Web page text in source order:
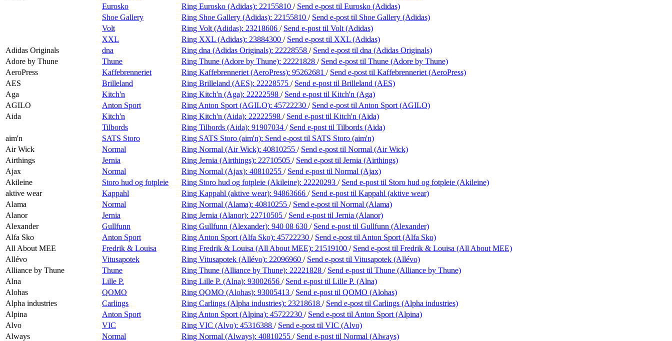
Eurosko
Ring Eurosko (Adidas): 22155810 / Send e-post til Eurosko (Adidas)
Shoe Gallery
Ring Shoe Gallery (Adidas): 22155810 / Send e-post til Shoe Gallery (Adidas)
Volt
Ring Volt (Adidas): 23218606 / Send e-post til Volt (Adidas)
XXL
Ring XXL (Adidas): 23884300 / Send e-post til XXL (Adidas)
Adidas Originals
dna Ring dna (Adidas Originals): 22228558 / Send e-post til dna (Adidas Originals)
Adore by Thune
Thune Ring Thune (Adore by Thune): 22221828 / Send e-post til Thune (Adore by Thune)
AeroPress
Kaffebrenneriet Ring Kaffebrenneriet (AeroPress): 95262681 / Send e-post til Kaffebrenneriet (AeroPress)
AES
Brilleland Ring Brilleland (AES): 22228575 / Send e-post til Brilleland (AES)
Aga
Kitch'n Ring Kitch'n (Aga): 22222598 / Send e-post til Kitch'n (Aga)
AGILO
Anton Sport Ring Anton Sport (AGILO): 45722230 / Send e-post til Anton Sport (AGILO)
Aida
Kitch'n Ring Kitch'n (Aida): 22222598 / Send e-post til Kitch'n (Aida)
Tilbords
Ring Tilbords (Aida): 91907034 / Send e-post til Tilbords (Aida)
aim'n
SATS Storo Ring SATS Storo (aim'n): Send e-post til SATS Storo (aim'n)
Air Wick
Normal Ring Normal (Air Wick): 40810255 / Send e-post til Normal (Air Wick)
Airthings
Jernia Ring Jernia (Airthings): 22710505 / Send e-post til Jernia (Airthings)
Ajax
Normal Ring Normal (Ajax): 40810255 / Send e-post til Normal (Ajax)
Akileine
Storo hud og fotpleie Ring Storo hud og fotpleie (Akileine): 22220293 / Send e-post til Storo hud og fotpleie (Akileine)
aktive wear
Kappahl Ring Kappahl (aktive wear): 94863666 / Send e-post til Kappahl (aktive wear)
Alama
Normal Ring Normal (Alama): 40810255 / Send e-post til Normal (Alama)
Alanor
Jernia Ring Jernia (Alanor): 22710505 / Send e-post til Jernia (Alanor)
Alexander
Gullfunn Ring Gullfunn (Alexander): 940 08 630 / Send e-post til Gullfunn (Alexander)
Alfa Sko
Anton Sport Ring Anton Sport (Alfa Sko): 45722230 / Send e-post til Anton Sport (Alfa Sko)
All About MEE
Fredrik & Louisa Ring Fredrik & Louisa (All About MEE): 21519100 / Send e-post til Fredrik & Louisa (All About MEE)
Allévo
Vitusapotek Ring Vitusapotek (Allévo): 22096960 / Send e-post til Vitusapotek (Allévo)
Alliance by Thune
Thune Ring Thune (Alliance by Thune): 22221828 / Send e-post til Thune (Alliance by Thune)
Alna
Lille P. Ring Lille P. (Alna): 93002656 / Send e-post til Lille P. (Alna)
Alohas
QOMO Ring QOMO (Alohas): 93005413 / Send e-post til QOMO (Alohas)
Alpha industries
Carlings Ring Carlings (Alpha industries): 23218618 / Send e-post til Carlings (Alpha industries)
Alpina
Anton Sport Ring Anton Sport (Alpina): 45722230 / Send e-post til Anton Sport (Alpina)
Alvo
VIC Ring VIC (Alvo): 45316388 / Send e-post til VIC (Alvo)
Always
Normal Ring Normal (Always): 40810255 / Send e-post til Normal (Always)